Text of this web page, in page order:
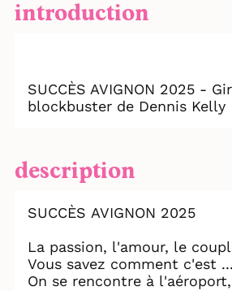
introduction
SUCCÈS AVIGNON 2025 -
blockbuster de Dennis Kelly
description
SUCCÈS AVIGNON 2025
La passion, l'amour, le
Vous savez comment c'est ...
On se rencontre à